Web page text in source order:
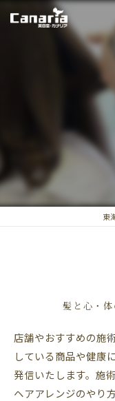
東
髪と心・
店舗やおすすめの施
している商品や健康
発信いたします。施
ヘアアレンジのやり